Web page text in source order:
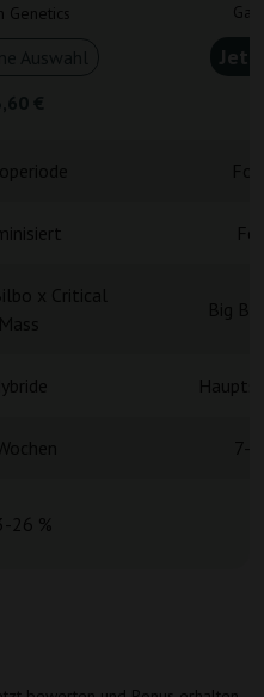
Genetics
26 %